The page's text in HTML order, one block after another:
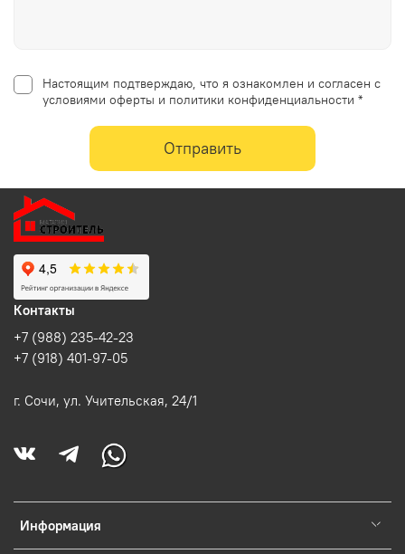
Настоящим подтверждаю, что я ознакомлен и согласен с
условиями оферты и политики конфиденциальности *
Отправить
Информация
Контакты
+7 (988) 235-42-23
+7 (918) 401-97-05
г. Сочи, ул. Учительская, 24/1